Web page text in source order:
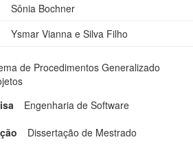
Sônia Bochner
Ysmar Vianna e Silva Filho
de Procedimentos Generalizado
Engenharia de Software
Dissertação de Mestrado